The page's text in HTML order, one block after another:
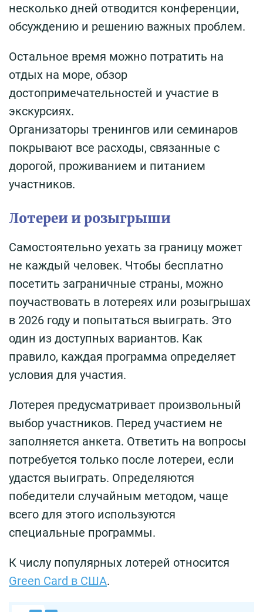
несколько дней отводится конференции,
обсуждению и решению важных проблем.
Остальное время можно потратить на
отдых на море, обзор
достопримечательностей и участие в
экскурсиях.
Организаторы тренингов или семинаров
покрывают все расходы, связанные с
дорогой, проживанием и питанием
участников.
Лотереи и розыгрыши
Самостоятельно уехать за границу может
не каждый человек. Чтобы бесплатно
посетить заграничные страны, можно
поучаствовать в лотереях или розыгрышах
в 2026 году и попытаться выиграть. Это
один из доступных вариантов. Как
правило, каждая программа определяет
условия для участия.
Лотерея предусматривает произвольный
выбор участников. Перед участием не
заполняется анкета. Ответить на вопросы
потребуется только после лотереи, если
удастся выиграть. Определяются
победители случайным методом, чаще
всего для этого используются
специальные программы.
К числу популярных лотерей относится
Green Card в США.